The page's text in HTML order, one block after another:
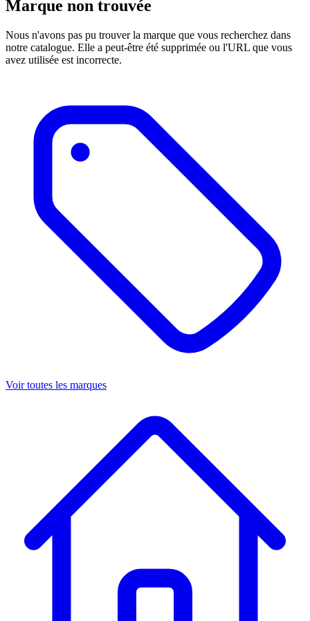
Marque non trouvée
Nous n'avons pas pu trouver la marque que vous recherchez dans
notre catalogue. Elle a peut-être été supprimée ou l'URL que vous
avez utilisée est incorrecte.
Voir toutes les marques